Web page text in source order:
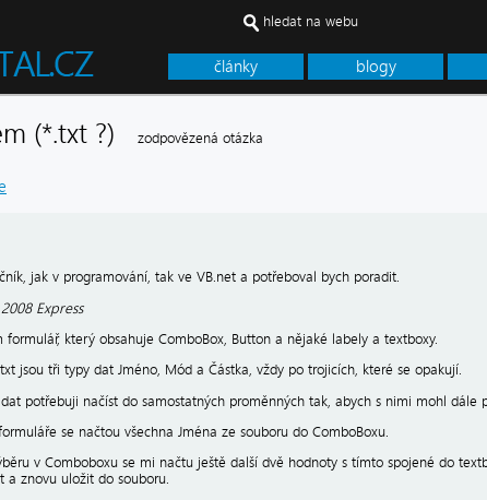
články blogy
hledat na webu
(*.txt ?) zodpovězená otázka
jak v programování, tak ve VB.net a potřeboval bych poradit.
Express
formulář, který obsahuje ComboBox, Button a nějaké labely a textboxy.
jsou tři typy dat Jméno, Mód a Částka, vždy po trojicích, které se opakují.
potřebuji načíst do samostatných proměnných tak, abych s nimi mohl dále
se načtou všechna Jména ze souboru do ComboBoxu.
v Comboboxu se mi načtu ještě další dvě hodnoty s tímto spojené do
a znovu uložit do souboru.